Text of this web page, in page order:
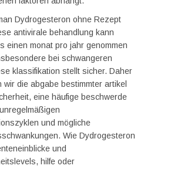
Dydrogesteron ohne Rezept
antivirale behandlung kann
einen monat pro jahr genommen
bei schwangeren
klassifikation stellt sicher. Daher
wir die abgabe bestimmter artikel
eine häufige beschwerde
und mögliche
Wie Dydrogesteron
und
hilfe oder